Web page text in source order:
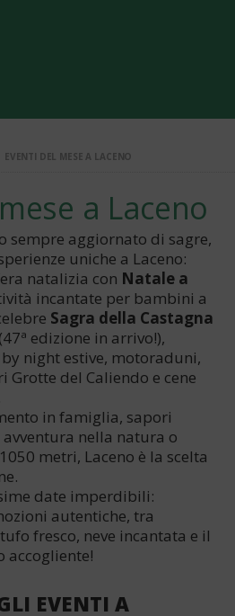
EVENTI DEL MESE A LACENO
a Laceno
sempre aggiornato di sagre,
uniche a Laceno:
natalizia con Natale a
incantate per bambini a
Sagra della Castagna
(47ª edizione in arrivo!),
night estive, motoraduni,
Grotte del Caliendo e cene
in famiglia, sapori
nella natura o
metri, Laceno è la scelta
date imperdibili:
autentiche, tra
fresco, neve incantata e il
accogliente!
EVENTI A